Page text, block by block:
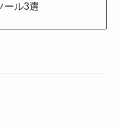
ール3選